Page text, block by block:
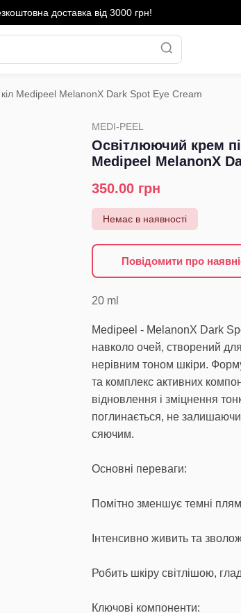
доставка від 3000 грн!
Medipeel MelanonX Dark Spot Eye Cream
MEDI-PEEL
Освітлюючий крем
Medipeel MelanonX
350.00 грн
Немає в наявності
Повідомити про
20 ml
Medipeel - MelanonX Dark
навколо очей, створений
нерівним тоном шкіри.
та комплекс активних
відновлення і зміцнення
поглинається, не залишаючи
сяючим.
Основні переваги:
Помітно зменшує темні
Інтенсивно живить та
Робить шкіру світлішою,
Ключові компоненти: